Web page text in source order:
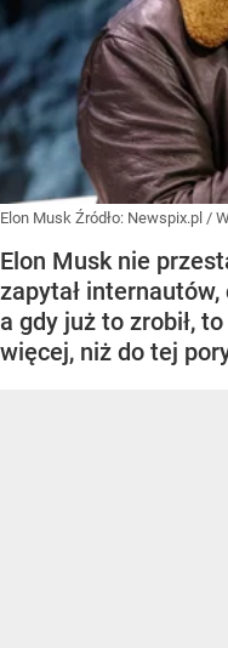
Elon Musk Źródło: Newspix.pl /
Elon Musk nie
zapytał
a gdy już to zrobił,
więcej, niż do tej